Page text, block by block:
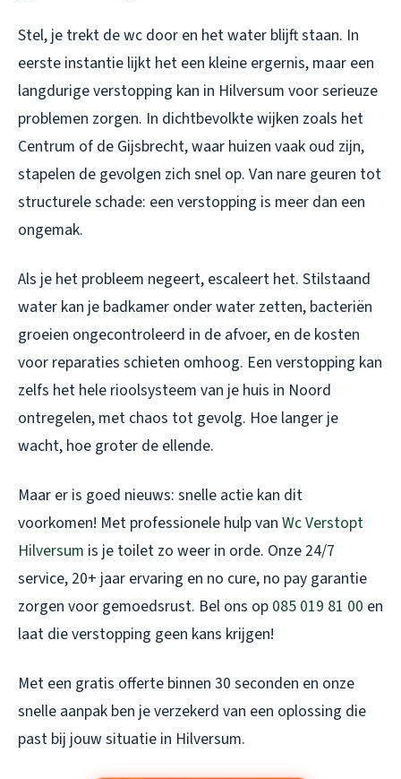
Stel, je trekt de wc door en het water blijft staan. In
eerste instantie lijkt het een kleine ergernis, maar een
langdurige verstopping kan in Hilversum voor serieuze
problemen zorgen. In dichtbevolkte wijken zoals het
Centrum of de Gijsbrecht, waar huizen vaak oud zijn,
stapelen de gevolgen zich snel op. Van nare geuren tot
structurele schade: een verstopping is meer dan een
ongemak.
Als je het probleem negeert, escaleert het. Stilstaand
water kan je badkamer onder water zetten, bacteriën
groeien ongecontroleerd in de afvoer, en de kosten
voor reparaties schieten omhoog. Een verstopping kan
zelfs het hele rioolsysteem van je huis in Noord
ontregelen, met chaos tot gevolg. Hoe langer je
wacht, hoe groter de ellende.
Maar er is goed nieuws: snelle actie kan dit
voorkomen! Met professionele hulp van Wc Verstopt
Hilversum is je toilet zo weer in orde. Onze 24/7
service, 20+ jaar ervaring en no cure, no pay garantie
zorgen voor gemoedsrust. Bel ons op 085 019 81 00 en
laat die verstopping geen kans krijgen!
Met een gratis offerte binnen 30 seconden en onze
snelle aanpak ben je verzekerd van een oplossing die
past bij jouw situatie in Hilversum.